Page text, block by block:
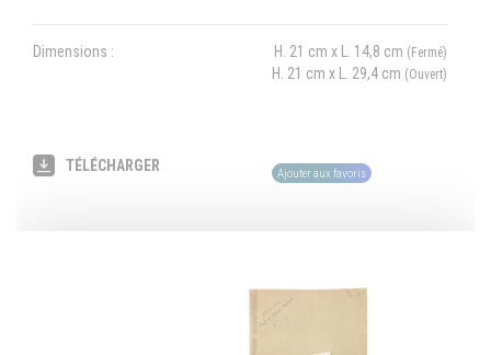
Dimensions : H. 21 cm x L. 14,8 cm (Fermé)
H. 21 cm x L. 29,4 cm (Ouvert)
TÉLÉCHARGER Ajouter aux favoris